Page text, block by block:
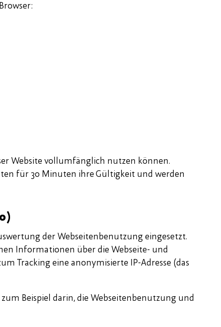
Website vollumfänglich nutzen können.
für 30 Minuten ihre Gültigkeit und werden
der Webseitenbenutzung eingesetzt.
Informationen über die Webseite- und
Tracking eine anonymisierte IP-Adresse (das
Beispiel darin, die Webseitenbenutzung und